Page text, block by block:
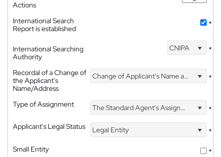
Actions
International Search
Report is established
*
International Searching
Authority
CNIPA *
Recordal of a Change of
the Applicant's
Name/Address
Change of Applicant's Name and Address *
Type of Assignment The Standard Agent's Assignment
*
Applicant's Legal Status
Legal Entity
*
Small Entity
*